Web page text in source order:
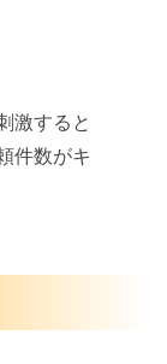
激すると
件数がキ